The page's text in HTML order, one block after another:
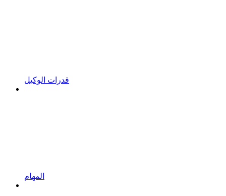
قدرات الوكيل
المهام